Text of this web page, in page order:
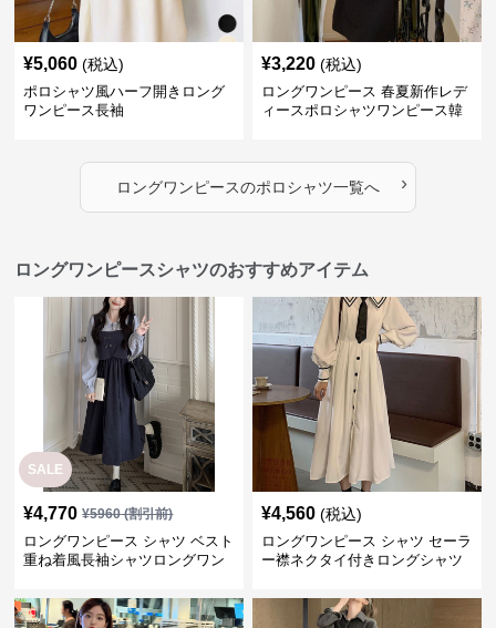
¥5,060 (税込)
ポロシャツ風ハーフ開きロング
ワンピース長袖
¥3,220 (税込)
ロングワンピース 春夏新作レデ
ィースポロシャツワンピース韓
ロングワンピースのポロシャツ一覧へ ›
ロングワンピースシャツのおすすめアイテム
SALE
¥4,770 ¥5960(割引前)
ロングワンピース シャツ ベスト
重ね着風長袖シャツロングワン
¥4,560 (税込)
ロングワンピース シャツ セーラ
ー襟ネクタイ付きロングシャツ